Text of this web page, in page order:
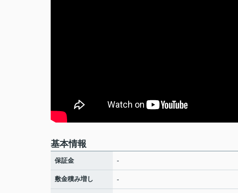
基本情報
保証金 -
敷金積み増し -